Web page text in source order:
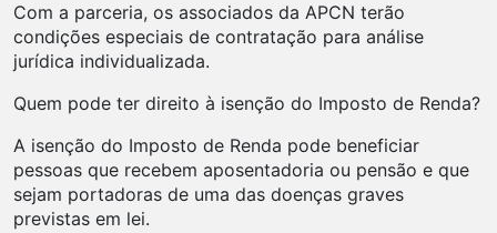
Com a parceria, os associados da APCN terão
condições especiais de contratação para análise
jurídica individualizada.
Quem pode ter direito à isenção do Imposto de Renda?
A isenção do Imposto de Renda pode beneficiar
pessoas que recebem aposentadoria ou pensão e que
sejam portadoras de uma das doenças graves
previstas em lei.